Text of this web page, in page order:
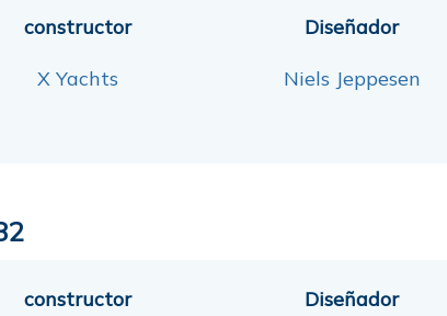
constructor
X Yachts
Diseñador
Niels Jeppesen
constructor Diseñador